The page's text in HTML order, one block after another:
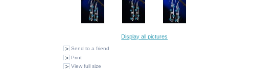
Display all pictures
Send to a friend
Print
View full size